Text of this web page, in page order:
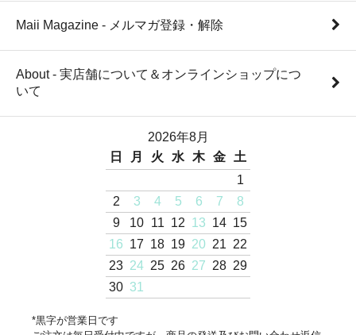
Maii Magazine - メルマガ登録・解除
About - 実店舗について＆オンラインショップにつ
いて
2026年8月
日
月 火 水 木 金
土
1
2
3 4 5 6 7
8
9
10 11 12 13 14 15
16 17 18 19 20 21 22
23 24 25 26 27 28 29
30 31
*黒字が営業日です